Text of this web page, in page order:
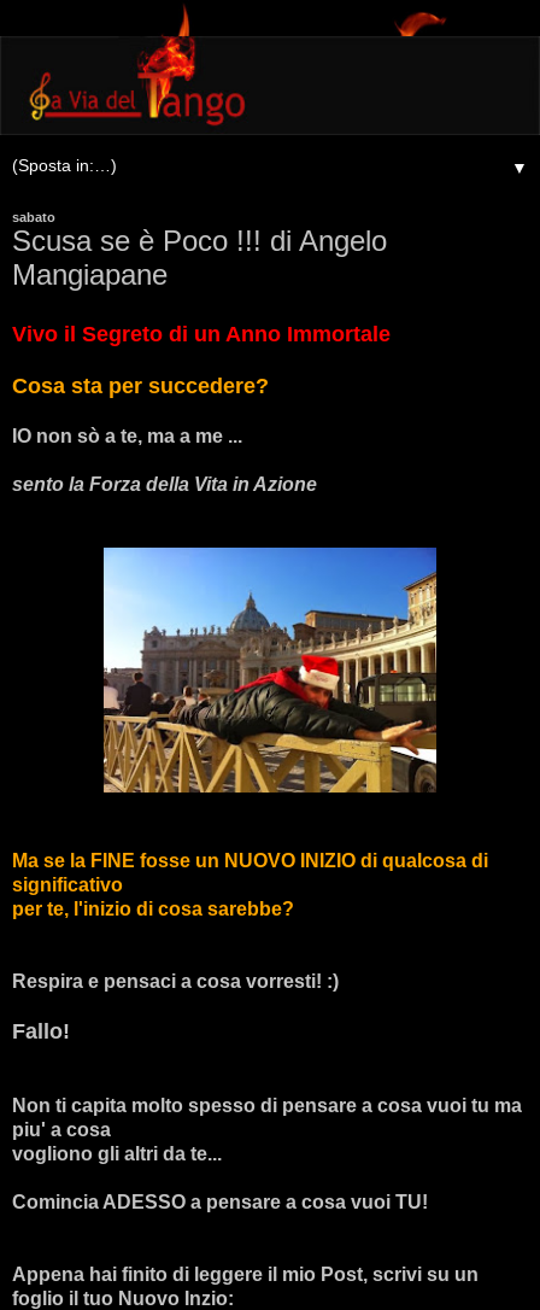
▼
sabato
Scusa se è Poco !!! di Angelo
Mangiapane
Vivo il Segreto di un Anno Immortale
Cosa sta per succedere?
IO non sò a te, ma a me ...
sento la Forza della Vita in Azione
Ma se la FINE fosse un NUOVO INIZIO di qualcosa di
significativo
per te, l'inizio di cosa sarebbe?
Respira e pensaci a cosa vorresti! :)
Fallo!
Non ti capita molto spesso di pensare a cosa vuoi tu ma
piu' a cosa
vogliono gli altri da te...
Comincia ADESSO a pensare a cosa vuoi TU!
Appena hai finito di leggere il mio Post, scrivi su un
foglio il tuo Nuovo Inzio: